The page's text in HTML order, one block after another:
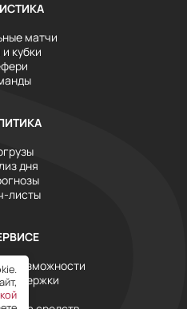
матчи
кубки
дня
листы
и возможности